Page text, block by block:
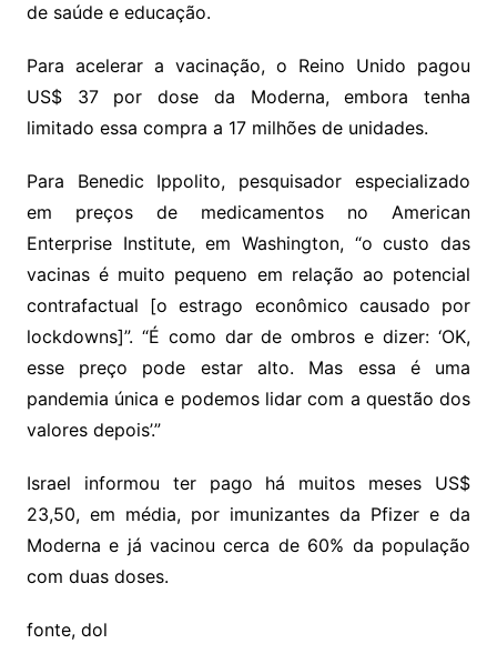
de saúde e educação.
Para acelerar a vacinação, o Reino Unido pagou
US$ 37 por dose da Moderna, embora tenha
limitado essa compra a 17 milhões de unidades.
Para Benedic Ippolito, pesquisador especializado
em preços de medicamentos no American
Enterprise Institute, em Washington, “o custo das
vacinas é muito pequeno em relação ao potencial
contrafactual [o estrago econômico causado por
lockdowns]”. “É como dar de ombros e dizer: ‘OK,
esse preço pode estar alto. Mas essa é uma
pandemia única e podemos lidar com a questão dos
valores depois’.”
Israel informou ter pago há muitos meses US$
23,50, em média, por imunizantes da Pfizer e da
Moderna e já vacinou cerca de 60% da população
com duas doses.
fonte, dol